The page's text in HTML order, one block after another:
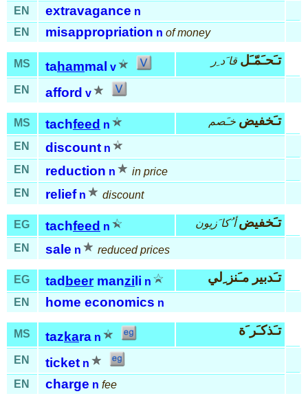
EN extravagance n
EN
misappropriation n of money
MS tahammal v تـَحـَمّـَل قا َد ِر
EN afford v
MS tachfeed n تـَخفيض خـَصم
EN discount n
EN
reduction n
in price
EN
relief n discount
EG tachfeed n تـَخفيض أ ُكا َزيون
EN sale n reduced prices
EG tad beermanzi li n تـَدبير مـَنز ِلي
EN home economics n
MS taz kara n تـَذكـَر َة
EN ticket n
EN
charge n fee